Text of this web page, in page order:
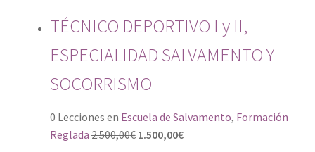
TÉCNICO DEPORTIVO I y II,
ESPECIALIDAD SALVAMENTO Y
SOCORRISMO
0 Lecciones en Escuela de Salvamento, Formación
Reglada2.500,00€ 1.500,00€